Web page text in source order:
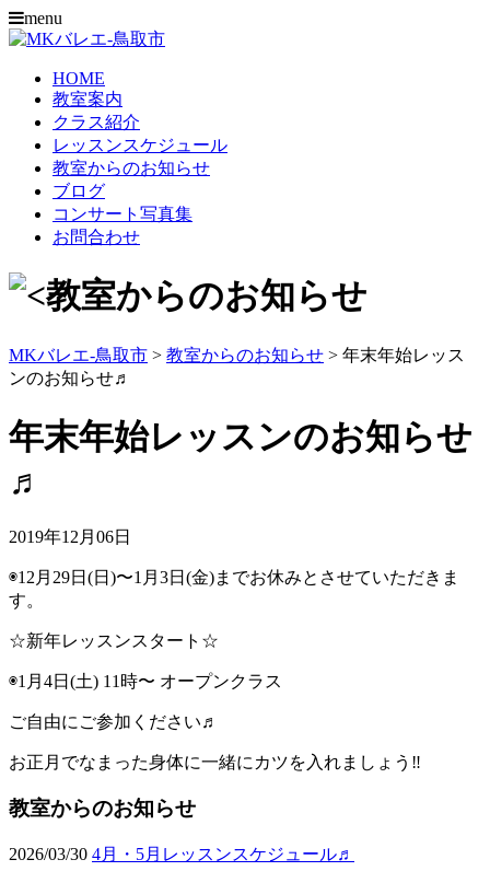
menu
HOME
教室案内
クラス紹介
レッスンスケジュール
教室からのお知らせ
ブログ
コンサート写真集
お問合わせ
MKバレエ-鳥取市 > 教室からのお知らせ > 年末年始レッス
ンのお知らせ♬
年末年始レッスンのお知らせ
♬
2019年12月06日
◉12月29日(日)〜1月3日(金)までお休みとさせていただきま
す。
☆新年レッスンスタート☆
◉1月4日(土) 11時〜 オープンクラス
ご自由にご参加ください♬
お正月でなまった身体に一緒にカツを入れましょう‼︎
教室からのお知らせ
2026/03/30 4月・5月レッスンスケジュール♬